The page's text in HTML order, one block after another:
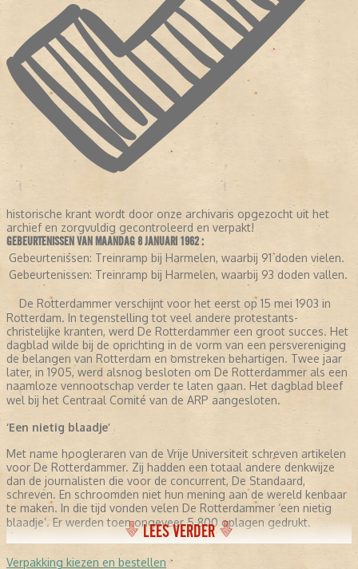
historische krant wordt door onze archivaris opgezocht uit het
archief en zorgvuldig gecontroleerd en verpakt!
GEBEURTENISSEN VAN MAANDAG 8 JANUARI 1962 :
Gebeurtenissen: Treinramp bij Harmelen, waarbij 91 doden vielen.
Gebeurtenissen: Treinramp bij Harmelen, waarbij 93 doden vallen.
De Rotterdammer verschijnt voor het eerst op 15 mei 1903 in
Rotterdam. In tegenstelling tot veel andere protestants-
christelijke kranten, werd De Rotterdammer een groot succes. Het
dagblad wilde bij de oprichting in de vorm van een persvereniging
de belangen van Rotterdam en omstreken behartigen. Twee jaar
later, in 1905, werd alsnog besloten om De Rotterdammer als een
naamloze vennootschap verder te laten gaan. Het dagblad bleef
wel bij het Centraal Comité van de ARP aangesloten.
‘Een nietig blaadje’
Met name hoogleraren van de Vrije Universiteit schreven artikelen
voor De Rotterdammer. Zij hadden een totaal andere denkwijze
dan de journalisten die voor de concurrent, De Standaard,
schreven. En schroomden niet hun mening aan de wereld kenbaar
te maken. In die tijd vonden velen De Rotterdammer ‘een nietig
blaadje’. Er werden toen ongeveer 5.800 oplagen gedrukt.
LEES VERDER
Verpakking kiezen en bestellen